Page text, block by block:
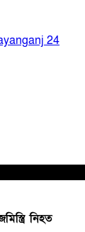
24
নিহত